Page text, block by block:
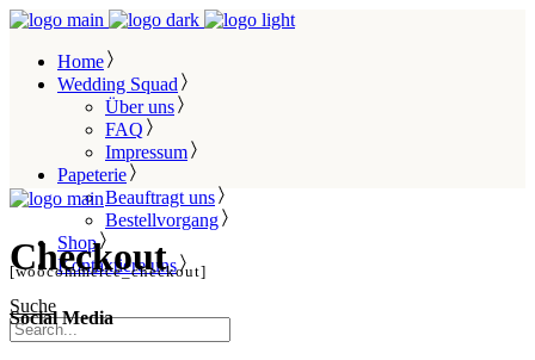
Home
Wedding Squad
Über uns
FAQ
Impressum
Papeterie
Beauftragt uns
Bestellvorgang
Shop
Kontaktiere uns
Suche
Checkout
[woocommerce_checkout]
Social Media